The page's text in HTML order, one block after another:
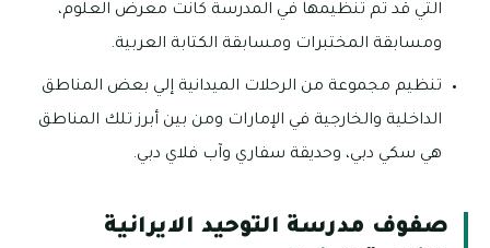
التي قد تم تنظيمها في المدرسة كانت معرض العلوم،
ومسابقة المختبرات ومسابقة الكتابة العربية.
تنظيم مجموعة من الرحلات الميدانية إلي بعض المناطق
الداخلية والخارجية في الإمارات ومن بين أبرز تلك المناطق
هي سكي دبي، وحديقة سفاري وآب فلاي دبي.
صفوف مدرسة التوحيد الايرانية